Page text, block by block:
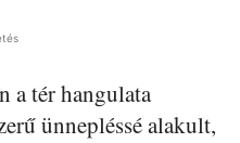
a tér hangulata
ünnepléssé alakult,